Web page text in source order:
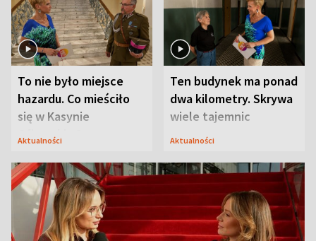
To nie było miejsce
hazardu. Co mieściło
się w Kasynie
Oficerskim?
Aktualności
Ten budynek ma ponad
dwa kilometry. Skrywa
wiele tajemnic
Aktualności